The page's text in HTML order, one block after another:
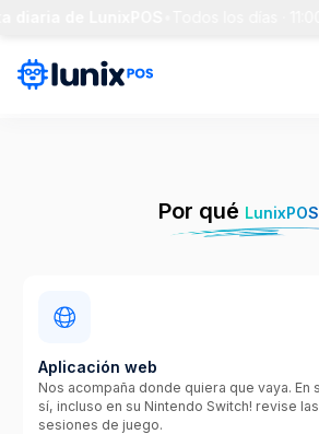
Por qué LunixPOS
Aplicación web
Nos acompaña donde quiera que vaya. En
sí, incluso en su Nintendo Switch! revise
sesiones de juego.